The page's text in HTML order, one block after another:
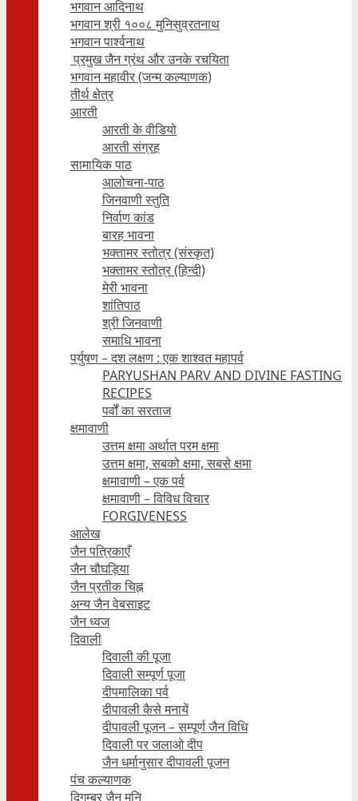
भगवान आदिनाथ
भगवान श्री १००८ मुनिसुव्रतनाथ
भगवान पार्श्वनाथ
प्रमुख जैन ग्रंथ और उनके रचयिता
भगवान महावीर (जन्म कल्याणक)
तीर्थ क्षेत्र
आरती
आरती के वीडियो
आरती संग्रह
सामायिक पाठ
आलोचना-पाठ
जिनवाणी स्तुति
निर्वाण कांड
बारह भावना
भक्तामर स्तोत्र (संस्कृत)
भक्तामर स्तोत्र (हिन्दी)
मेरी भावना
शांतिपाठ
श्री जिनवाणी
समाधि भावना
पर्युषण – दश लक्षण : एक शाश्वत महापर्व
PARYUSHAN PARV AND DIVINE FASTING
RECIPES
पर्वों का सरताज
क्षमावाणी
उत्तम क्षमा अर्थात परम क्षमा
उत्तम क्षमा, सबको क्षमा, सबसे क्षमा
क्षमावाणी – एक पर्व
क्षमावाणी – विविध विचार
FORGIVENESS
आलेख
जैन पत्रिकाएँ
जैन चौघड़िया
जैन प्रतीक चिह्न
अन्य जैन वेबसाइट
जैन ध्वज
दिवाली
दिवाली की पूजा
दिवाली सम्पूर्ण पूजा
दीपमालिका पर्व
दीपावली कैसे मनायें
दीपावली पूजन – सम्पूर्ण जैन विधि
दिवाली पर जलाओ दीप
जैन धर्मानुसार दीपावली पूजन
पंच कल्याणक
दिगम्बर जैन मुनि